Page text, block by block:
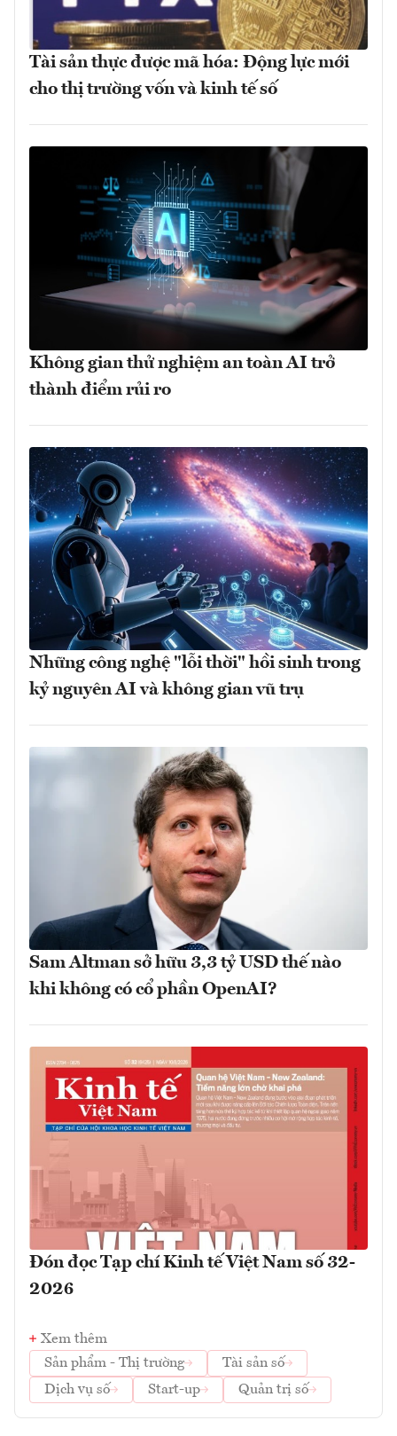
Tài sản thực được mã hóa: Động lực mới
cho thị trường vốn và kinh tế số
Không gian thử nghiệm an toàn AI trở
thành điểm rủi ro
Những công nghệ "lỗi thời" hồi sinh trong
kỷ nguyên AI và không gian vũ trụ
Sam Altman sở hữu 3,3 tỷ USD thế nào
khi không có cổ phần OpenAI?
Đón đọc Tạp chí Kinh tế Việt Nam số 32-
2026
Xem thêm
Sản phẩm - Thị trường
Tài sản số
Dịch vụ số
Start-up Quản trị số